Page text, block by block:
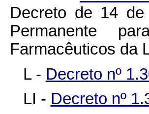
Decreto de 14
Permanente
Farmacêuticos da
L - Decreto nº
LI - Decreto nº